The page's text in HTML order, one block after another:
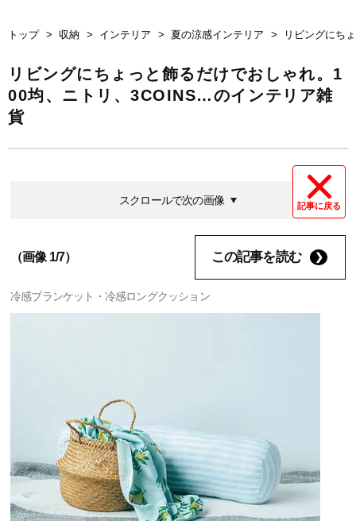
トップ 収納 インテリア 夏の涼感インテリア リビングにち
リビングにちょっと飾るだけでおしゃれ。1
00均、ニトリ、3COINS…のインテリア雑
貨
記事に戻る
スクロールで次の画像
（画像 1/7） この記事を読む
冷感ブランケット・冷感ロングクッション